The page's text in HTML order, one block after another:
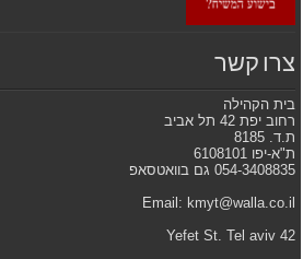
צרו קשר
בית הקהילה
רחוב יפת 42 תל אביב
ת.ד. 8185
ת"א-יפו 6108101
054-3408835 גם בוואטסאפ
Email: kmyt@walla.co.il
42 Yefet St. Tel aviv